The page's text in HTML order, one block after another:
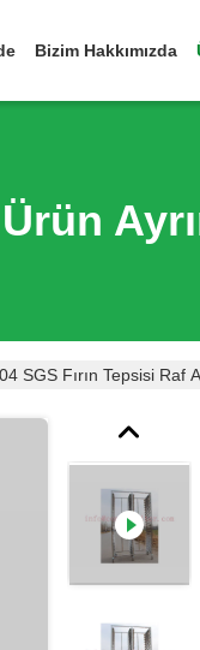
Bizim Hakkımızda
Ürün
SGS Fırın Tepsisi Raf